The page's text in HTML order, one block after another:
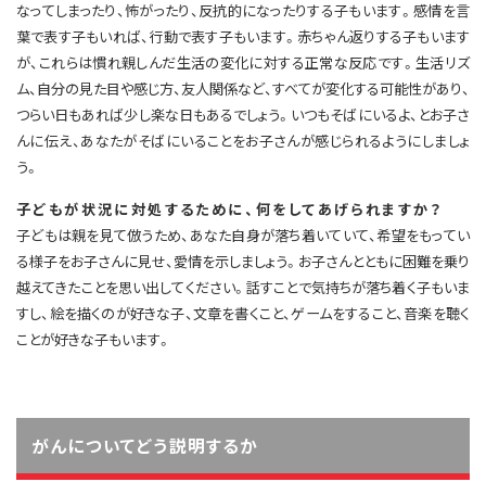
なってしまったり、怖がったり、反抗的になったりする子もいます。感情を言
葉で表す子もいれば、行動で表す子もいます。赤ちゃん返りする子もいます
が、これらは慣れ親しんだ生活の変化に対する正常な反応です。生活リズ
ム、自分の見た目や感じ方、友人関係など、すべてが変化する可能性があり、
つらい日もあれば少し楽な日もあるでしょう。いつもそばにいるよ、とお子さ
んに伝え、あなたがそばにいることをお子さんが感じられるようにしましょ
う。
子どもが状況に対処するために、何をしてあげられますか？
子どもは親を見て倣うため、あなた自身が落ち着いていて、希望をもってい
る様子をお子さんに見せ、愛情を示しましょう。お子さんとともに困難を乗り
越えてきたことを思い出してください。話すことで気持ちが落ち着く子もいま
すし、絵を描くのが好きな子、文章を書くこと、ゲームをすること、音楽を聴く
ことが好きな子もいます。
がんについてどう説明するか